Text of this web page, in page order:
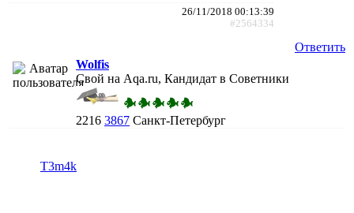
26/11/2018 00:13:39
#2564334
Ответить
Wolfis
Свой на Aqa.ru, Кандидат в Советники
2216 3867 Санкт-Петербург
T3m4k